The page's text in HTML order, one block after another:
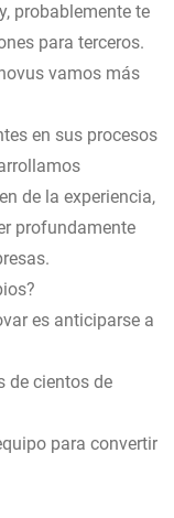
probablemente te
para terceros.
vamos más
en sus procesos
de la experiencia,
profundamente
es anticiparse a
de cientos de
para convertir